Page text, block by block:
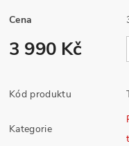
Cena
3 990 Kč
Kód produktu
Kategorie